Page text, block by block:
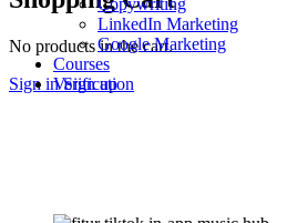
No products in the cart.
Sign in Sign up
Copywriting
LinkedIn Marketing
Google Marketing
Courses
Verification